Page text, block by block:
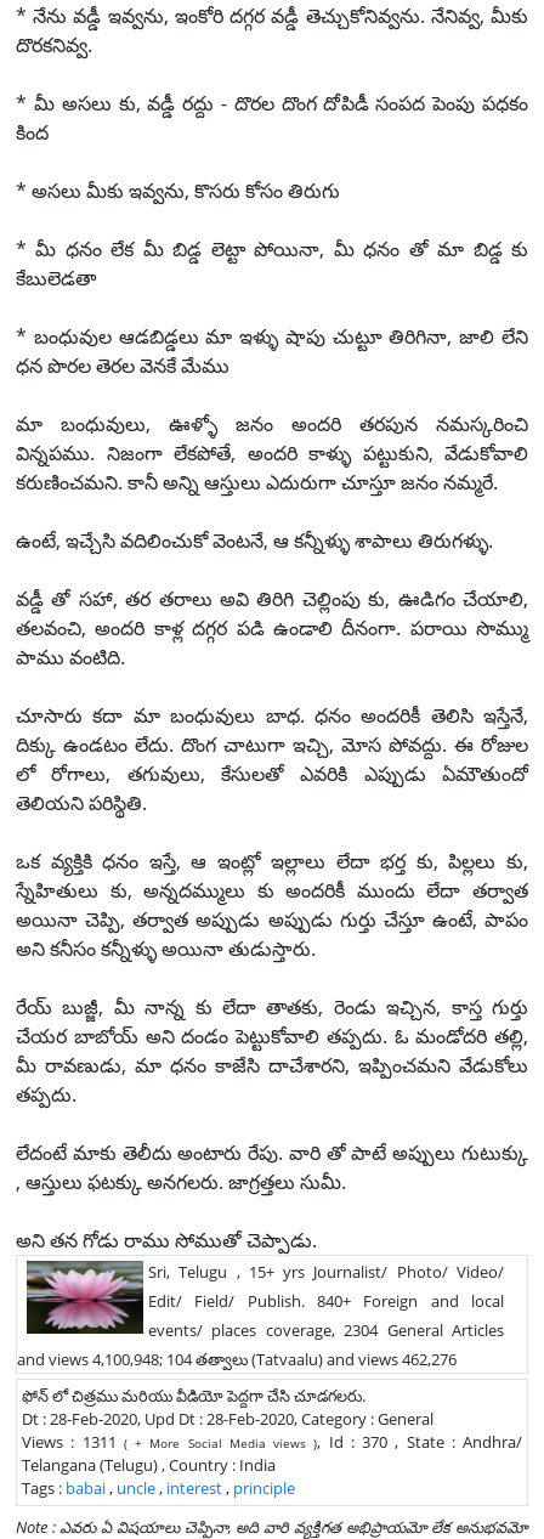
* నేను వడ్డీ ఇవ్వను, ఇంకోరి దగ్గర వడ్డీ తెచ్చుకోనివ్వను. నేనివ్వ, మీకు
దొరకనివ్వ.
* మీ అసలు కు, వడ్డీ రద్దు - దొరల దొంగ దోపిడీ సంపద పెంపు పధకం
కింద
* అసలు మీకు ఇవ్వను, కొసరు కోసం తిరుగు
* మీ ధనం లేక మీ బిడ్డ లెట్టా పోయినా, మీ ధనం తో మా బిడ్డ కు
కేబులెడతా
* బంధువుల ఆడబిడ్డలు మా ఇళ్ళు షాపు చుట్టూ తిరిగినా, జాలి లేని
ధన పొరల తెరల వెనకే మేము
మా బంధువులు, ఊళ్ళో జనం అందరి తరపున నమస్కరించి
విన్నపము. నిజంగా లేకపోతే, అందరి కాళ్ళు పట్టుకుని, వేడుకోవాలి
కరుణించమని. కానీ అన్ని ఆస్తులు ఎదురుగా చూస్తూ జనం నమ్మరే.
ఉంటే, ఇచ్చేసి వదిలించుకో వెంటనే, ఆ కన్నీళ్ళు శాపాలు తిరుగళ్ళు.
వడ్డీ తో సహా, తర తరాలు అవి తిరిగి చెల్లింపు కు, ఊడిగం చేయాలి,
తలవంచి, అందరి కాళ్ల దగ్గర పడి ఉండాలి దీనంగా. పరాయి సొమ్ము
పాము వంటిది.
చూసారు కదా మా బంధువులు బాధ. ధనం అందరికీ తెలిసి ఇస్తేనే,
దిక్కు ఉండటం లేదు. దొంగ చాటుగా ఇచ్చి, మోస పోవద్దు. ఈ రోజుల
లో రోగాలు, తగువులు, కేసులతో ఎవరికి ఎప్పుడు ఏమౌతుందో
తెలియని పరిస్థితి.
ఒక వ్యక్తికి ధనం ఇస్తే, ఆ ఇంట్లో ఇల్లాలు లేదా భర్త కు, పిల్లలు కు,
స్నేహితులు కు, అన్నదమ్ములు కు అందరికీ ముందు లేదా తర్వాత
అయినా చెప్పి, తర్వాత అప్పుడు అప్పుడు గుర్తు చేస్తూ ఉంటే, పాపం
అని కనీసం కన్నీళ్ళు అయినా తుడుస్తారు.
రేయ్ బుజ్జీ, మీ నాన్న కు లేదా తాతకు, రెండు ఇచ్చిన, కాస్త గుర్తు
చేయర బాబోయ్ అని దండం పెట్టుకోవాలి తప్పదు. ఓ మండోదరి తల్లి,
మీ రావణుడు, మా ధనం కాజేసి దాచేశారని, ఇప్పించమని వేడుకోలు
తప్పదు.
లేదంటే మాకు తెలీదు అంటారు రేపు. వారి తో పాటే అప్పులు గుటుక్కు
, ఆస్తులు ఫటక్కు అనగలరు. జాగ్రత్తలు సుమీ.
అని తన గోడు రాము సోముతో చెప్పాడు.
Sri, Telugu , 15+ yrs Journalist/ Photo/ Video/
Edit/ Field/ Publish. 840+ Foreign and local
events/ places coverage, 2304 General Articles
and views 4,100,948; 104 తత్వాలు (Tatvaalu) and views 462,276
ఫోన్ లో చిత్రము మరియు వీడియో పెద్దగా చేసి చూడగలరు.
Dt : 28-Feb-2020, Upd Dt : 28-Feb-2020, Category : General
Views : 1311 ( + More Social Media views ), Id : 370 , State : Andhra/
Telangana (Telugu) , Country : India
Tags : babai, uncle, interest, principle
Note : ఎవరు ఏ విషయాలు చెప్పినా, అది వారి వ్యక్తిగత అభిప్రాయమో లేక అనుభవమో